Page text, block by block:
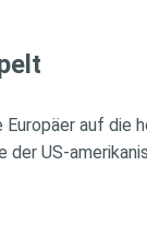
auf die
US-